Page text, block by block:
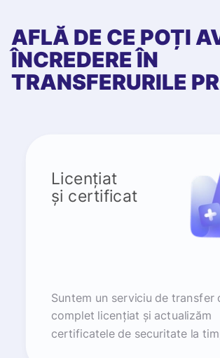
AFLĂ DE CE POȚI
ÎNCREDERE ÎN
TRANSFERURILE
Licențiat
și certificat
Suntem un serviciu de transfer
complet licențiat și actualizăm
certificatele de securitate la